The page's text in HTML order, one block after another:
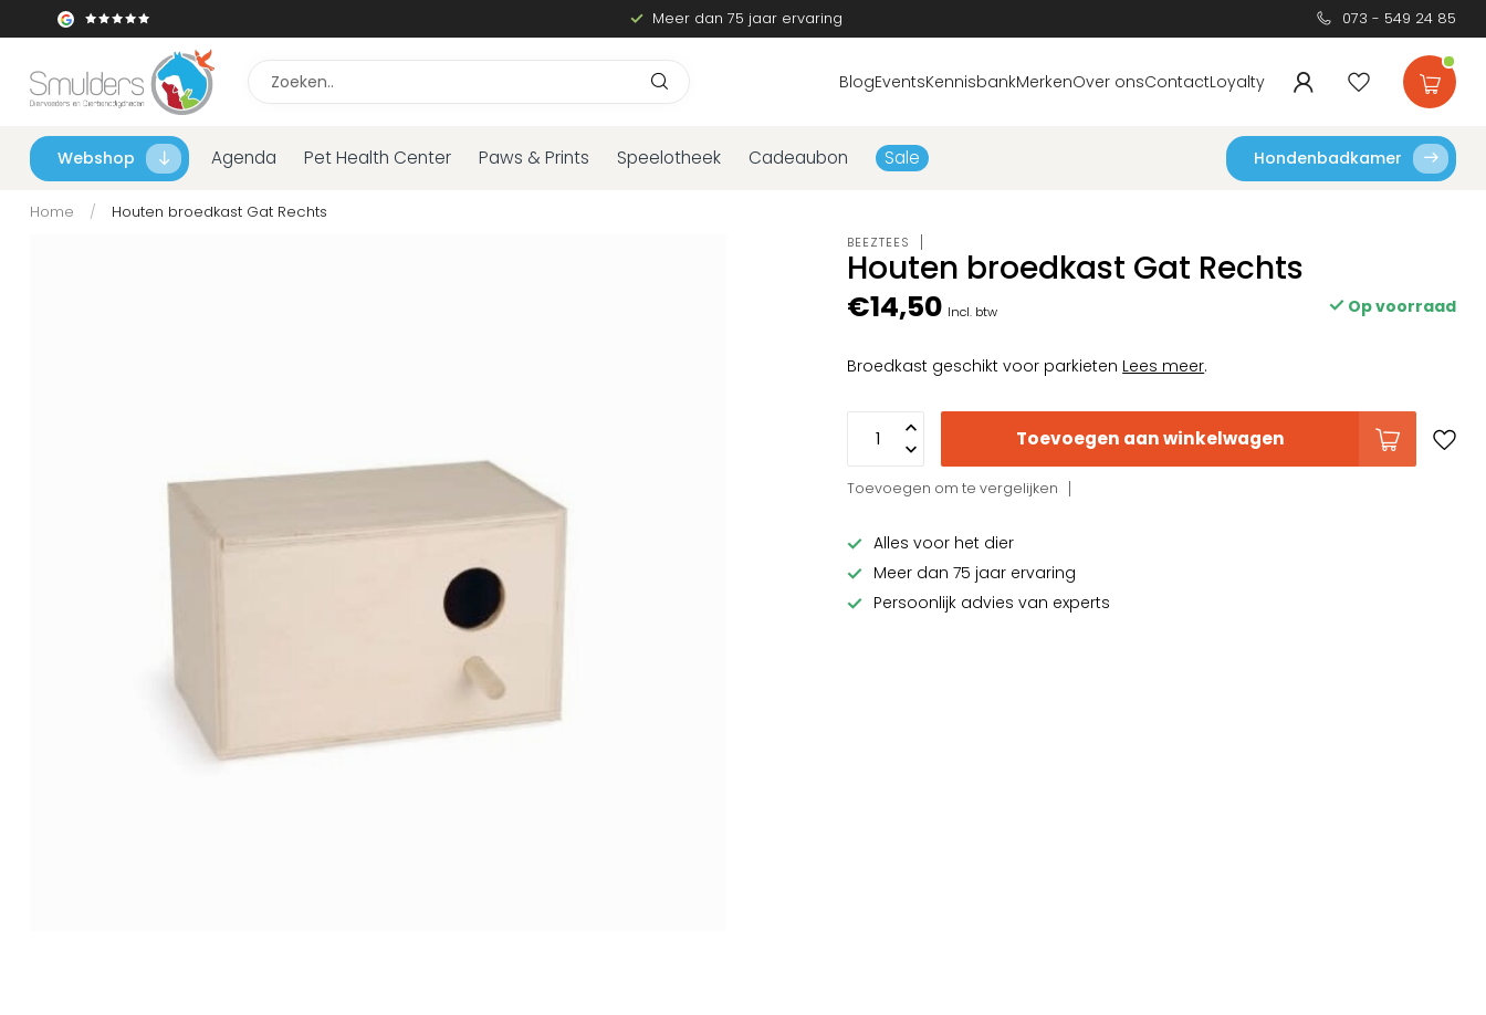
Meer dan 75 jaar ervaring 073 - 549 24 85
BlogEventsKennisbankMerkenOver onsContactLoyalty
Webshop Agenda Pet Health Center Paws & Prints Speelotheek Cadeaubon Sale Hondenbadkamer
Home / Houten broedkast Gat Rechts
BEEZTEES
Houten broedkast Gat Rechts
€14,50 Incl. btw Op voorraad
Broedkast geschikt voor parkieten Lees meer.
Toevoegen aan winkelwagen
Toevoegen om te vergelijken
Alles voor het dier
Meer dan 75 jaar ervaring
Persoonlijk advies van experts